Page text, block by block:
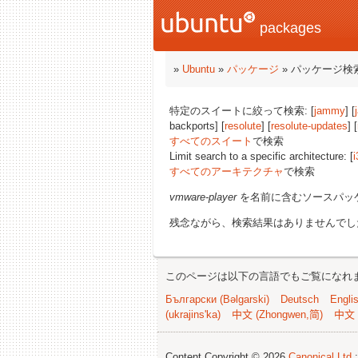
packages
» Ubuntu » パッケージ » パッケージ検
特定のスイートに絞って検索: [jammy] [
backports] [resolute] [resolute-updates] [
すべてのスイート で検索
Limit search to a specific architecture: [
すべてのアーキテクチャで検索
vmware-playerを名前に含むソースパッ
残念ながら、検索結果はありませんで
このページは以下の言語でもご覧になれ
Български (Bəlgarski)
Deutsch
(ukrajins'ka)
中文 (Zhongwen,简) 中文